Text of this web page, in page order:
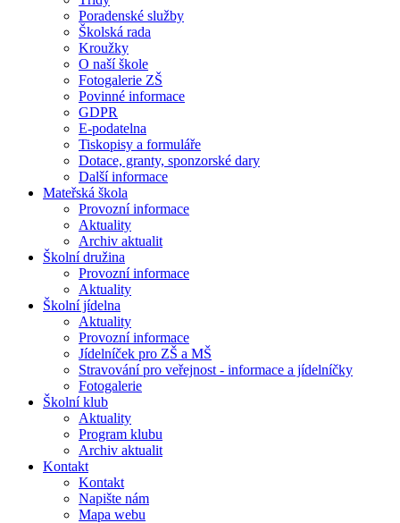
Poradenské služby
Školská rada
Kroužky
O naší škole
Fotogalerie ZŠ
Povinné informace
GDPR
E-podatelna
Tiskopisy a formuláře
Dotace, granty, sponzorské dary
Další informace
Mateřská škola
Provozní informace
Aktuality
Archiv aktualit
Školní družina
Provozní informace
Aktuality
Školní jídelna
Aktuality
Provozní informace
Jídelníček pro ZŠ a MŠ
Stravování pro veřejnost - informace a jídelníčky
Fotogalerie
Školní klub
Aktuality
Program klubu
Archiv aktualit
Kontakt
Kontakt
Napište nám
Mapa webu